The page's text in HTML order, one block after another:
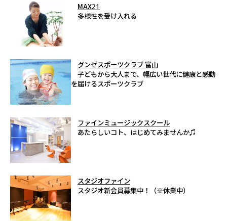
MAX21
多様性を受け入れる
グンゼスポーツクラブ 富山
子どもから大人まで、幅広い世代に健康と感動
を届けるスポーツクラブ
ファインミュージックスクール
あたらしいコト、はじめてみませんか♫
スタジオファイン
スタジオ新会員募集中！（※休業中）